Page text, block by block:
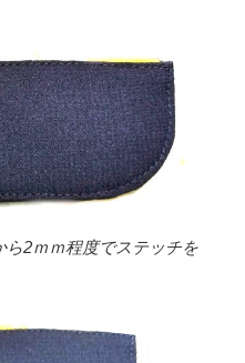
ら2ｍｍ程度でステッチを